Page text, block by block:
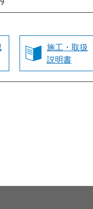
施工・取扱
説明書